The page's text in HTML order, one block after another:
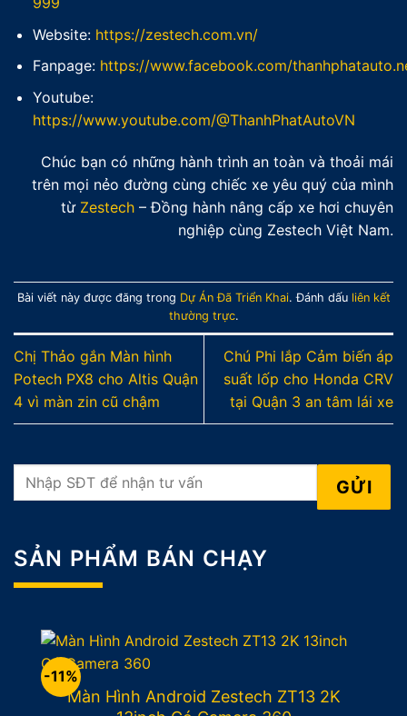
Website: https://zestech.com.vn/
Fanpage: https://www.facebook.com/
Youtube:
https://www.youtube.com/@ThanhPhatAutoVN
Chúc bạn có những hành trình an toàn và thoải mái
trên mọi nẻo đường cùng chiếc xe yêu quý của mình
từ Zestech – Đồng hành nâng cấp xe hơi chuyên
nghiệp cùng Zestech Việt Nam.
Bài viết này được đăng trong Dự Án Đã Triển Khai. Đánh dấu liên kết
thường trực.
Chị Thảo gắn Màn hình
Potech PX8 cho Altis Quận
4 vì màn zin cũ chậm
Chú Phi lắp Cảm biến áp
suất lốp cho Honda CRV
tại Quận 3 an tâm lái xe
SẢN PHẨM BÁN CHẠY
-11%
Màn Hình Android Zestech ZT13 2K